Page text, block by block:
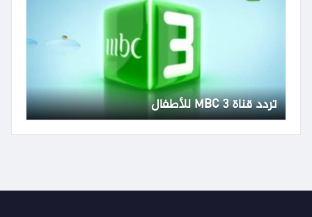
تردد قناة MBC 3 للأطفال